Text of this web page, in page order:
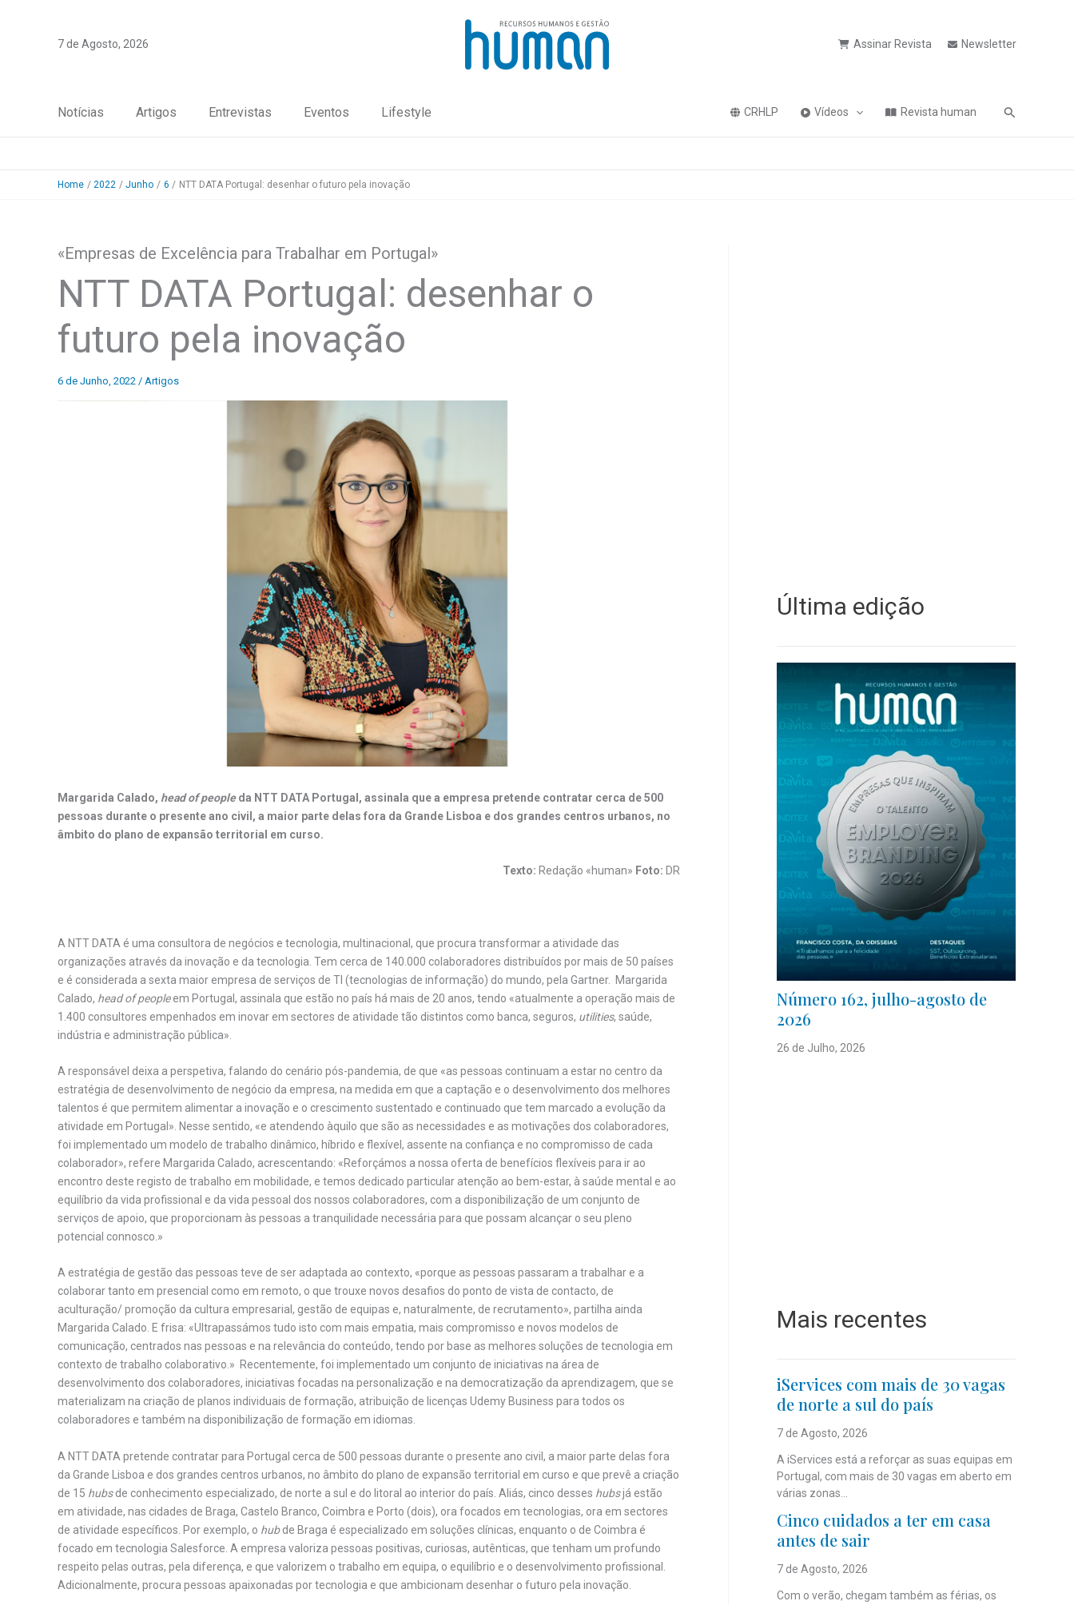
7 de Agosto, 2026 Assinar Revista Newsletter
Notícias Artigos Entrevistas Eventos Lifestyle CRHLP Vídeos Revista human Pesquisa
Home 2022 Junho 6 NTT DATA Portugal: desenhar o futuro pela inovação
«Empresas de Excelência para Trabalhar em Portugal»
NTT DATA Portugal: desenhar o
futuro pela inovação
6 de Junho, 2022 / Artigos
Margarida Calado, head of peopleda NTT DATA Portugal, assinala que a empresa pretende contratar cerca de 500
pessoas durante o presente ano civil, a maior parte delas fora da Grande Lisboa e dos grandes centros urbanos, no
âmbito do plano de expansão territorial em curso.
Texto: Redação «human» Foto: DR
A NTT DATA é uma consultora de negócios e tecnologia, multinacional, que procura transformar a atividade das
organizações através da inovação e da tecnologia. Tem cerca de 140.000 colaboradores distribuídos por mais de 50 países
e é considerada a sexta maior empresa de serviços de TI (tecnologias de informação) do mundo, pela Gartner. Margarida
Calado, head of peopleem Portugal, assinala que estão no país há mais de 20 anos, tendo «atualmente a operação mais de
1.400 consultores empenhados em inovar em sectores de atividade tão distintos como banca, seguros, utilities, saúde,
indústria e administração pública».
A responsável deixa a perspetiva, falando do cenário pós-pandemia, de que «as pessoas continuam a estar no centro da
estratégia de desenvolvimento de negócio da empresa, na medida em que a captação e o desenvolvimento dos melhores
talentos é que permitem alimentar a inovação e o crescimento sustentado e continuado que tem marcado a evolução da
atividade em Portugal». Nesse sentido, «e atendendo àquilo que são as necessidades e as motivações dos colaboradores,
foi implementado um modelo de trabalho dinâmico, híbrido e flexível, assente na confiança e no compromisso de cada
colaborador», refere Margarida Calado, acrescentando: «Reforçámos a nossa oferta de benefícios flexíveis para ir ao
encontro deste registo de trabalho em mobilidade, e temos dedicado particular atenção ao bem-estar, à saúde mental e ao
equilíbrio da vida profissional e da vida pessoal dos nossos colaboradores, com a disponibilização de um conjunto de
serviços de apoio, que proporcionam às pessoas a tranquilidade necessária para que possam alcançar o seu pleno
potencial connosco.»
A estratégia de gestão das pessoas teve de ser adaptada ao contexto, «porque as pessoas passaram a trabalhar e a
colaborar tanto em presencial como em remoto, o que trouxe novos desafios do ponto de vista de contacto, de
aculturação/ promoção da cultura empresarial, gestão de equipas e, naturalmente, de recrutamento», partilha ainda
Margarida Calado. E frisa: «Ultrapassámos tudo isto com mais empatia, mais compromisso e novos modelos de
comunicação, centrados nas pessoas e na relevância do conteúdo, tendo por base as melhores soluções de tecnologia em
contexto de trabalho colaborativo.» Recentemente, foi implementado um conjunto de iniciativas na área de
desenvolvimento dos colaboradores, iniciativas focadas na personalização e na democratização da aprendizagem, que se
materializam na criação de planos individuais de formação, atribuição de licenças Udemy Business para todos os
colaboradores e também na disponibilização de formação em idiomas.
A NTT DATA pretende contratar para Portugal cerca de 500 pessoas durante o presente ano civil, a maior parte delas fora
da Grande Lisboa e dos grandes centros urbanos, no âmbito do plano de expansão territorial em curso e que prevê a criação
de 15 hubsde conhecimento especializado, de norte a sul e do litoral ao interior do país. Aliás, cinco desses hubsjá estão
em atividade, nas cidades de Braga, Castelo Branco, Coimbra e Porto (dois), ora focados em tecnologias, ora em sectores
de atividade específicos. Por exemplo, o hubde Braga é especializado em soluções clínicas, enquanto o de Coimbra é
focado em tecnologia Salesforce. A empresa valoriza pessoas positivas, curiosas, autênticas, que tenham um profundo
respeito pelas outras, pela diferença, e que valorizem o trabalho em equipa, o equilíbrio e o desenvolvimento profissional.
Adicionalmente, procura pessoas apaixonadas por tecnologia e que ambicionam desenhar o futuro pela inovação.
Última edição
Número 162, julho-agosto de
2026
26 de Julho, 2026
Mais recentes
iServices com mais de 30 vagas
de norte a sul do país
7 de Agosto, 2026
A iServices está a reforçar as suas equipas em
Portugal, com mais de 30 vagas em aberto em
várias zonas...
Cinco cuidados a ter em casa
antes de sair
7 de Agosto, 2026
Com o verão, chegam também as férias, os